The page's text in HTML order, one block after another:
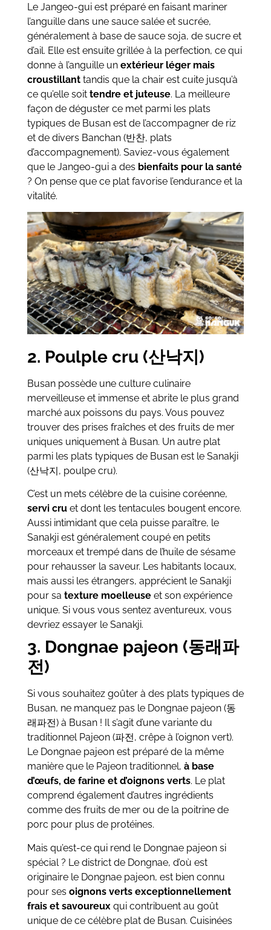
Le Jangeo-gui est préparé en faisant mariner
l’anguille dans une sauce salée et sucrée,
généralement à base de sauce soja, de sucre et
d’ail. Elle est ensuite grillée à la perfection, ce qui
donne à l’anguille un extérieur léger mais
croustillanttandis que la chair est cuite jusqu’à
ce qu’elle soit tendre et juteuse. La meilleure
façon de déguster ce met parmi les plats
typiques de Busan est de l’accompagner de riz
et de divers Banchan (반찬, plats
d’accompagnement). Saviez-vous également
que le Jangeo-gui a des bienfaits pour la santé
? On pense que ce plat favorise l’endurance et la
vitalité.
2. Poulple cru (산낙지)
Busan possède une culture culinaire
merveilleuse et immense et abrite le plus grand
marché aux poissons du pays. Vous pouvez
trouver des prises fraîches et des fruits de mer
uniques uniquement à Busan. Un autre plat
parmi les plats typiques de Busan est le Sanakji
(산낙지, poulpe cru).
C’est un mets célèbre de la cuisine coréenne,
servi cruet dont les tentacules bougent encore.
Aussi intimidant que cela puisse paraître, le
Sanakji est généralement coupé en petits
morceaux et trempé dans de l’huile de sésame
pour rehausser la saveur. Les habitants locaux,
mais aussi les étrangers, apprécient le Sanakji
pour sa texture moelleuseet son expérience
unique. Si vous vous sentez aventureux, vous
devriez essayer le Sanakji.
3. Dongnae pajeon (동래파
전)
Si vous souhaitez goûter à des plats typiques de
Busan, ne manquez pas le Dongnae pajeon (동
래파전) à Busan ! Il s’agit d’une variante du
traditionnel Pajeon (파전, crêpe à l’oignon vert).
Le Dongnae pajeon est préparé de la même
manière que le Pajeon traditionnel, à base
d’œufs, de farine et d’oignons verts. Le plat
comprend également d’autres ingrédients
comme des fruits de mer ou de la poitrine de
porc pour plus de protéines.
Mais qu’est-ce qui rend le Dongnae pajeon si
spécial ? Le district de Dongnae, d’où est
originaire le Dongnae pajeon, est bien connu
pour ses oignons verts exceptionnellement
frais et savoureuxqui contribuent au goût
unique de ce célèbre plat de Busan. Cuisinées